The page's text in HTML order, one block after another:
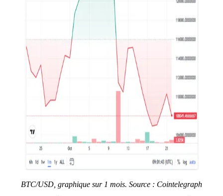
BTC/USD, graphique sur 1 mois. Source : Cointelegraph